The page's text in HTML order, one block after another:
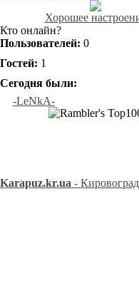
Хорошее
Кто онлайн?
Пользователей: 0
Гостей: 1
Сегодня были:
-LeNkA-
Karapuz.kr.ua -